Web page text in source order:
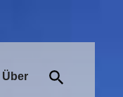
Über